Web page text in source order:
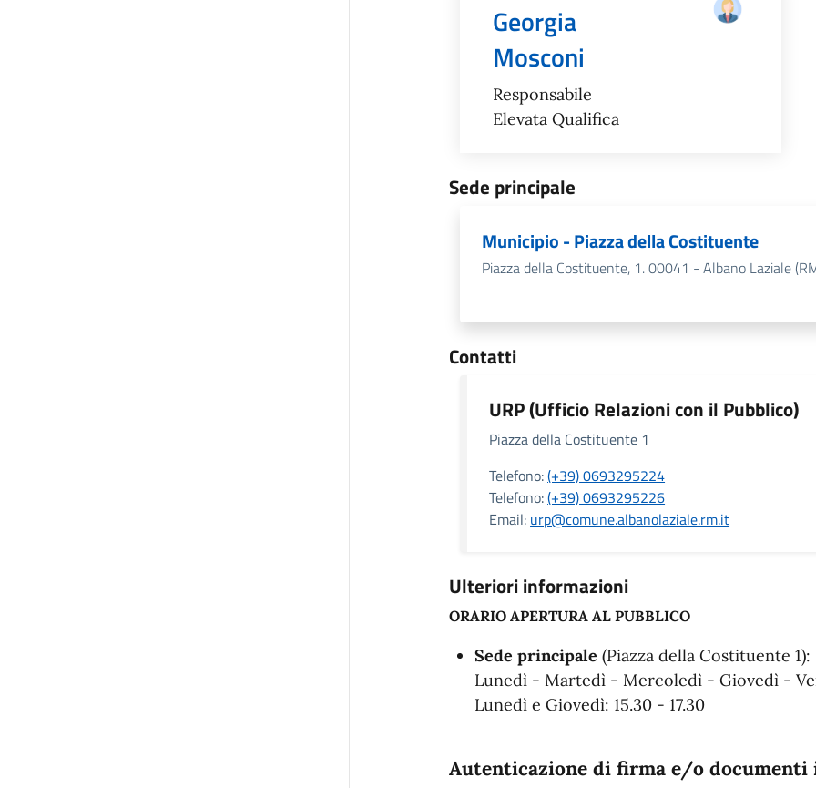
Georgia
Mosconi
Responsabile
Elevata Qualifica
Sede principale
Municipio - Piazza della Costituente
Piazza della Costituente, 1. 00041 - Albano Laziale
Contatti
URP (Ufficio Relazioni con il Pubblico)
Piazza della Costituente 1
Telefono:(+39) 0693295224
Telefono:(+39) 0693295226
Email: urp@comune.albanolaziale.rm.it
Ulteriori informazioni
ORARIO APERTURA AL PUBBLICO
Sede principale (Piazza della Costituente 1):
Lunedì - Martedì - Mercoledì - Giovedì -
Lunedì e Giovedì: 15.30 - 17.30
Autenticazione di firma e/o documenti